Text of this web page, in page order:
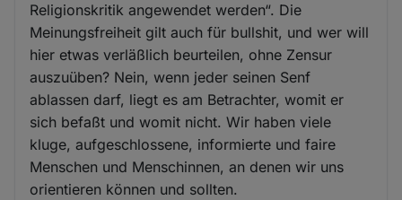
Religionskritik angewendet werden“. Die
Meinungsfreiheit gilt auch für bullshit, und wer will
hier etwas verläßlich beurteilen, ohne Zensur
auszuüben? Nein, wenn jeder seinen Senf
ablassen darf, liegt es am Betrachter, womit er
sich befaßt und womit nicht. Wir haben viele
kluge, aufgeschlossene, informierte und faire
Menschen und Menschinnen, an denen wir uns
orientieren können und sollten.